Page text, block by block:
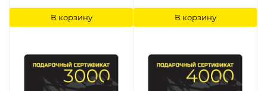
В корзину В корзину